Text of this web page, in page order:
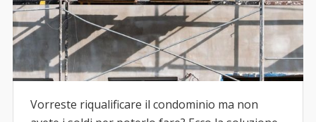
Vorreste riqualificare il condominio ma non